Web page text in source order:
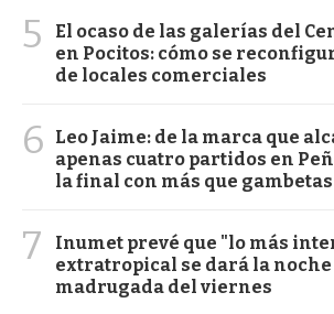
5
El ocaso de las galerías del
en Pocitos: cómo se
de locales comerciales
6
Leo Jaime: de la marca que
apenas cuatro partidos en
la final con más que gambetas
7
Inumet prevé que "lo más
extratropical se dará la noche
madrugada del viernes